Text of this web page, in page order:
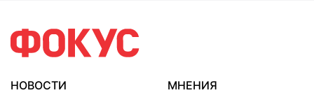
НОВОСТИ
МНЕНИЯ